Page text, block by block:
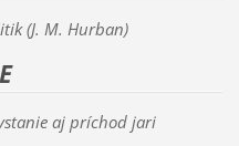
(J. M. Hurban)
aj príchod jari